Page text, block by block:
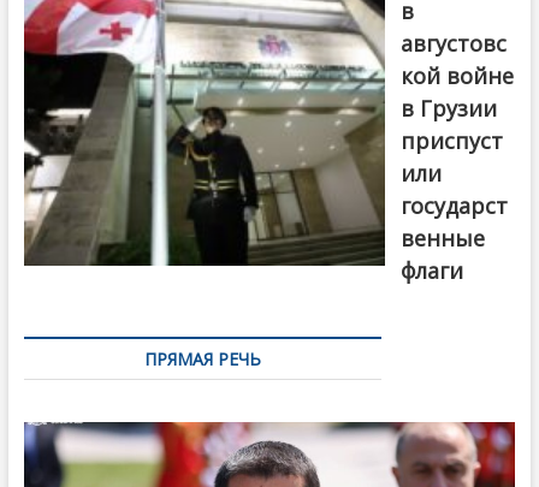
в
августовс
кой войне
в Грузии
приспуст
или
государст
венные
флаги
ПРЯМАЯ РЕЧЬ